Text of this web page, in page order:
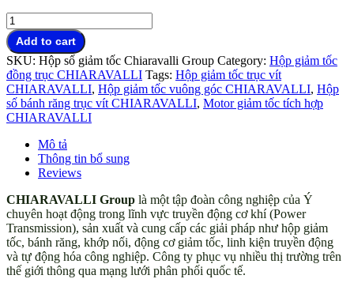
CHIARAVALLI
Group
SpA
trụ
sở
đại
lý
Việt
quantity
Add to cart
SKU: Hộp số giảm tốc Chiaravalli Group Category: Hộp giảm tốc
đồng trục CHIARAVALLI Tags: Hộp giảm tốc trục vít
CHIARAVALLI, Hộp giảm tốc vuông góc CHIARAVALLI, Hộp
số bánh răng trục vít CHIARAVALLI, Motor giảm tốc tích hợp
CHIARAVALLI
Mô tả
Thông tin bổ sung
Reviews
CHIARAVALLI Group là một tập đoàn công nghiệp của Ý
chuyên hoạt động trong lĩnh vực truyền động cơ khí (Power
Transmission), sản xuất và cung cấp các giải pháp như hộp giảm
tốc, bánh răng, khớp nối, động cơ giảm tốc, linh kiện truyền động
và tự động hóa công nghiệp. Công ty phục vụ nhiều thị trường trên
thế giới thông qua mạng lưới phân phối quốc tế.